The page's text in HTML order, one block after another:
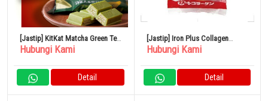
[Jastip] KitKat Matcha Green Tea
Jepang
Hubungi Kami
Detail
[Jastip] Iron Plus Collagen
Wafers 10 Pieces
Hubungi Kami
Detail